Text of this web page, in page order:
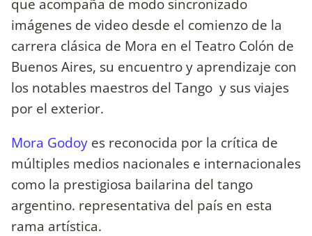
imágenes de video desde el comienzo de la
carrera clásica de Mora en el Teatro Colón de
Buenos Aires, su encuentro y aprendizaje con
los notables maestros del Tango y sus viajes
por el exterior.
Mora Godoy es reconocida por la crítica de
múltiples medios nacionales e internacionales
como la prestigiosa bailarina del tango
argentino. representativa del país en esta
rama artística.